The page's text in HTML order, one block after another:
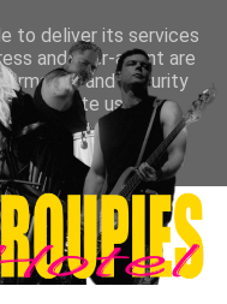
to deliver its services
and user-agent are
and security
generate usage
abuse.
GOT IT